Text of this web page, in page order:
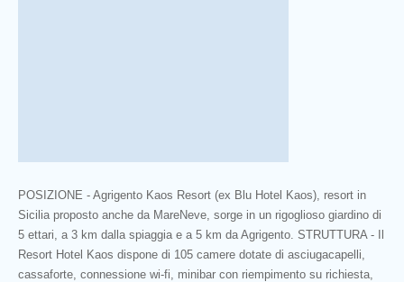
POSIZIONE - Agrigento Kaos Resort (ex Blu Hotel Kaos), resort in
Sicilia proposto anche da MareNeve, sorge in un rigoglioso giardino di
5 ettari, a 3 km dalla spiaggia e a 5 km da Agrigento. STRUTTURA - Il
Resort Hotel Kaos dispone di 105 camere dotate di asciugacapelli,
cassaforte, connessione wi-fi, minibar con riempimento su richiesta,